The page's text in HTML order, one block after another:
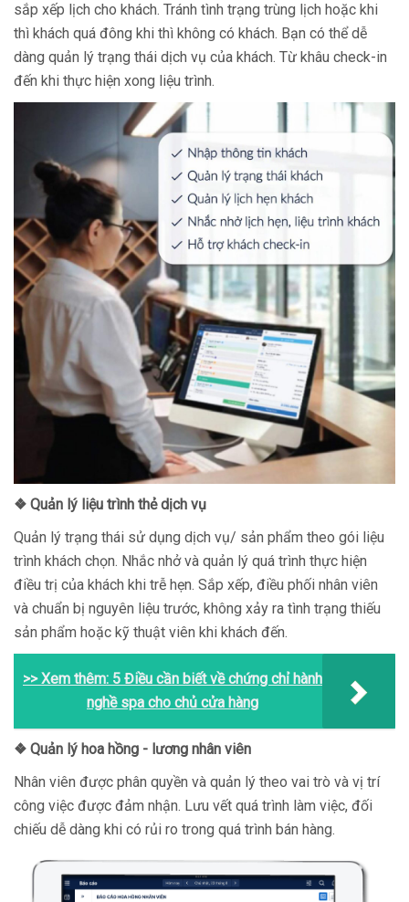
sắp xếp lịch cho khách. Tránh tình trạng trùng lịch hoặc khi
thì khách quá đông khi thì không có khách. Bạn có thể dễ
dàng quản lý trạng thái dịch vụ của khách. Từ khâu check-in
đến khi thực hiện xong liệu trình.
❖ Quản lý liệu trình thẻ dịch vụ
Quản lý trạng thái sử dụng dịch vụ/ sản phẩm theo gói liệu
trình khách chọn. Nhắc nhở và quản lý quá trình thực hiện
điều trị của khách khi trễ hẹn. Sắp xếp, điều phối nhân viên
và chuẩn bị nguyên liệu trước, không xảy ra tình trạng thiếu
sản phẩm hoặc kỹ thuật viên khi khách đến.
>> Xem thêm: 5 Điều cần biết về chứng chỉ hành
nghề spa cho chủ cửa hàng
❖ Quản lý hoa hồng - lương nhân viên
Nhân viên được phân quyền và quản lý theo vai trò và vị trí
công việc được đảm nhận. Lưu vết quá trình làm việc, đối
chiếu dễ dàng khi có rủi ro trong quá trình bán hàng.